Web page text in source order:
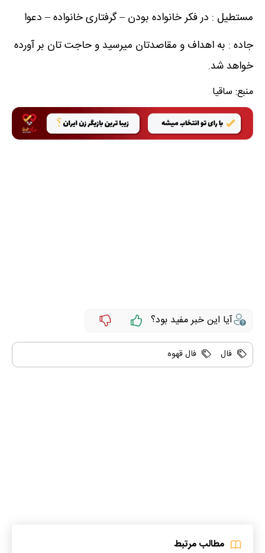
مستطیل : در فکر خانواده بودن – گرفتاری خانواده – دعوا
جاده : به اهداف و مقاصدتان میرسید و حاجت تان بر آورده
خواهد شد.
منبع: ساقیا
آیا این خبر مفید بود؟
فال فال قهوه
مطالب مرتبط